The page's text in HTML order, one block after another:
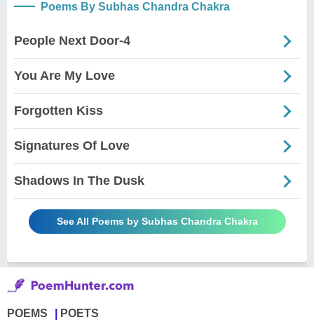
Poems By Subhas Chandra Chakra
People Next Door-4
You Are My Love
Forgotten Kiss
Signatures Of Love
Shadows In The Dusk
See All Poems by Subhas Chandra Chakra
POEMS POETS